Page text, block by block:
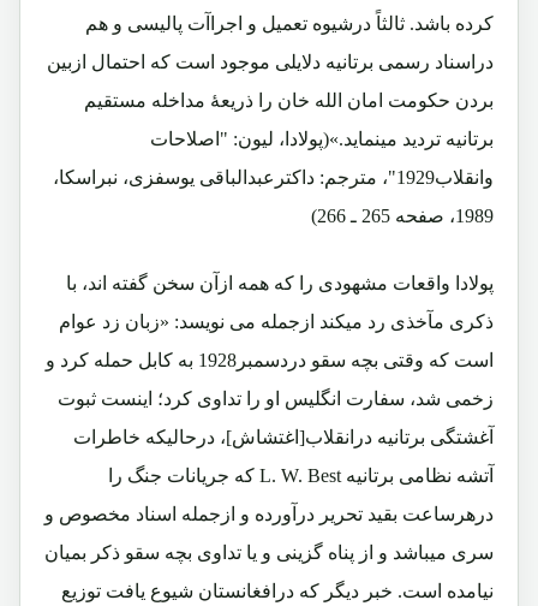
کرده باشد. ثالثاً درشیوه تعمیل و اجراآت پالیسی و هم
دراسناد رسمی برتانیه دلایلی موجود است که احتمال ازبین
بردن حکومت امان الله خان را ذریعۀ مداخله مستقیم
برتانیه تردید مینماید.»(پولادا، لیون: "اصلاحات
وانقلاب1929"، مترجم: داکترعبدالباقی یوسفزی، نبراسکا،
1989، صفحه 265 ـ 266)
پولادا واقعات مشهودی را که همه ازآن سخن گفته اند، با
ذکری مآخذی رد میکند ازجمله می نویسد: «زبان زد عوام
است که وقتی بچه سقو دردسمبر1928 به کابل حمله کرد و
زخمی شد، سفارت انگلیس او را تداوی کرد؛ اینست ثبوت
آغشتگی برتانیه درانقلاب[اغتشاش]، درحالیکه خاطرات
آتشه نظامی برتانیه L. W. Best که جریانات جنگ را
درهرساعت بقید تحریر درآورده و ازجمله اسناد مخصوص و
سری میباشد و از پناه گزینی و یا تداوی بچه سقو ذکر بمیان
نیامده است. خبر دیگر که درافغانستان شیوع یافت توزیع